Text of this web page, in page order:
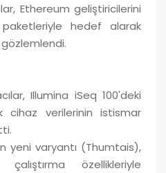
Ethereum geliştiricilerini
hedef alarak
gözlemlendi.
Illumina iSeq 100'deki
cihaz verilerinin istismar
yeni varyantı (Thumtais),
özellikleriyle